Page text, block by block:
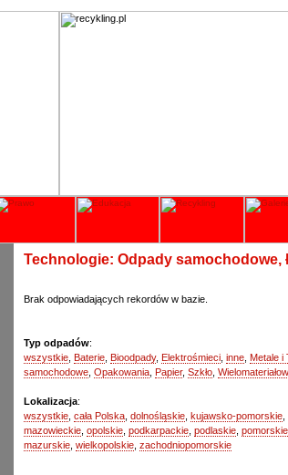
Technologie: Odpady samochodowe,
Brak odpowiadających rekordów w bazie.
Typ odpadów:
wszystkie Baterie Bioodpady, Elektrośmieci inne Metale i
samochodowe Opakowania Papier, Szkło
Lokalizacja:
wszystkie cała Polska dolnośląskie kujawsko-pomorskie
mazowieckie opolskie podkarpackie podlaskie pomorskie
mazurskie wielkopolskie zachodniopomorskie